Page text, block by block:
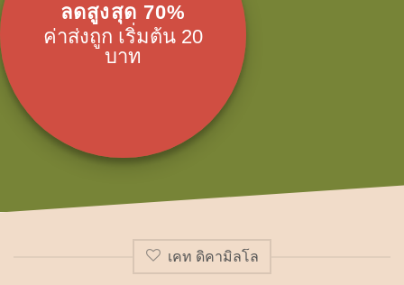
ลดสูงสุด 70%
ค่าส่งถูก เริ่มต้น 20
บาท
เคท ดิคามิลโล